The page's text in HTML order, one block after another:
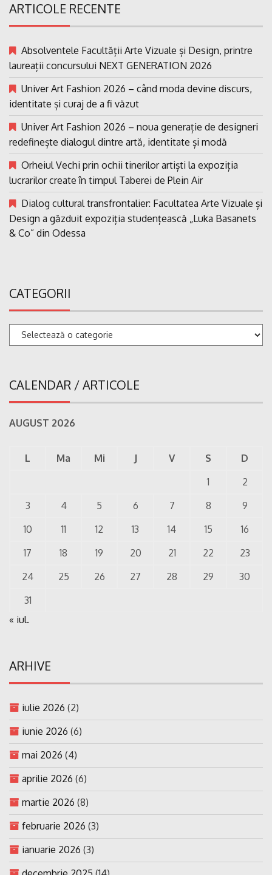
ARTICOLE RECENTE
Absolventele Facultății Arte Vizuale și Design, printre
laureații concursului NEXT GENERATION 2026
Univer Art Fashion 2026 – când moda devine discurs,
identitate și curaj de a fi văzut
Univer Art Fashion 2026 – noua generație de designeri
redefinește dialogul dintre artă, identitate și modă
Orheiul Vechi prin ochii tinerilor artiști la expoziția
lucrarilor create în timpul Taberei de Plein Air
Dialog cultural transfrontalier: Facultatea Arte Vizuale și
Design a găzduit expoziția studențească „Luka Basanets
& Co” din Odessa
CATEGORII
Categorii
CALENDAR / ARTICOLE
AUGUST 2026
L Ma Mi J V S
D
1
2
3
4 5 6 7 8
9
10
11 12 13 14 15
16
17
18 19 20 21 22
23
24
25 26 27 28 29
30
31
« iul.
ARHIVE
iulie 2026 (2)
iunie 2026 (6)
mai 2026 (4)
aprilie 2026 (6)
martie 2026 (8)
februarie 2026 (3)
ianuarie 2026 (3)